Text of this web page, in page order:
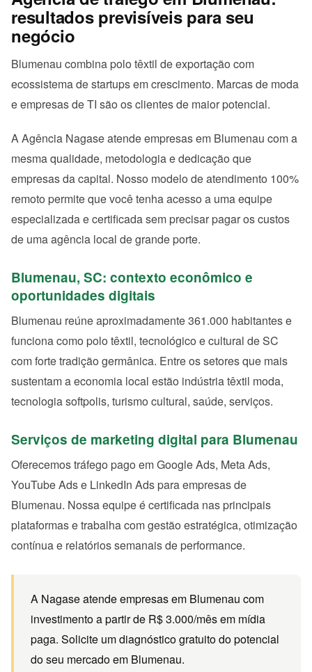
resultados previsíveis para seu
negócio
Blumenau combina polo têxtil de exportação com
ecossistema de startups em crescimento. Marcas de moda
e empresas de TI são os clientes de maior potencial.
A Agência Nagase atende empresas em Blumenau com a
mesma qualidade, metodologia e dedicação que
empresas da capital. Nosso modelo de atendimento 100%
remoto permite que você tenha acesso a uma equipe
especializada e certificada sem precisar pagar os custos
de uma agência local de grande porte.
Blumenau, SC: contexto econômico e
oportunidades digitais
Blumenau reúne aproximadamente 361.000 habitantes e
funciona como polo têxtil, tecnológico e cultural de SC
com forte tradição germânica. Entre os setores que mais
sustentam a economia local estão indústria têxtil moda,
tecnologia softpolis, turismo cultural, saúde, serviços.
Serviços de marketing digital para Blumenau
Oferecemos tráfego pago em Google Ads, Meta Ads,
YouTube Ads e LinkedIn Ads para empresas de
Blumenau. Nossa equipe é certificada nas principais
plataformas e trabalha com gestão estratégica, otimização
contínua e relatórios semanais de performance.
A Nagase atende empresas em Blumenau com
investimento a partir de R$ 3.000/mês em mídia
paga. Solicite um diagnóstico gratuito do potencial
do seu mercado em Blumenau.